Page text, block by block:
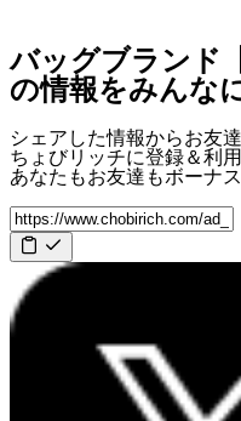
バッグブランド
の情報をみんな
シェアした情報からお友
ちょびリッチに登録＆利
あなたもお友達もボーナ